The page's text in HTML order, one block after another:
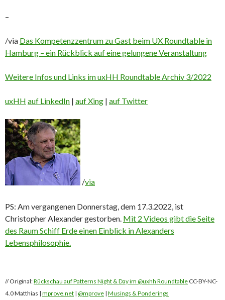
–
/via Das Kompetenzzentrum zu Gast beim UX Roundtable in
Hamburg – ein Rückblick auf eine gelungene Veranstaltung
Weitere Infos und Links im uxHH Roundtable Archiv 3/2022
uxHH auf LinkedIn | auf Xing | auf Twitter
/via
PS: Am vergangenen Donnerstag, dem 17.3.2022, ist
Christopher Alexander gestorben. Mit 2 Videos gibt die Seite
des Raum Schiff Erde einen Einblick in Alexanders
Lebensphilosophie.
// Original:Rückschau auf Patterns Night & Day im @uxhh Roundtable CC-BY-NC-
4.0 Matthias | mprove.net | @mprove | Musings & Ponderings